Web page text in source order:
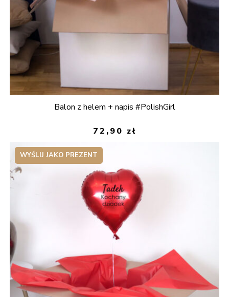
Balon z helem + napis #PolishGirl
72,90 zł
WYŚLIJ JAKO PREZENT